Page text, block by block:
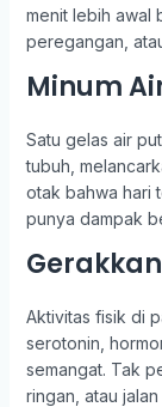
menit lebih awal
peregangan,
Minum
Satu gelas air
tubuh,
otak bahwa hari
punya dampak
Aktivitas fisik di
serotonin,
semangat. Tak
ringan, atau